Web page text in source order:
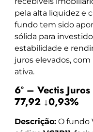
pela alta liquidez e
fundo tem sido
sólida para
estabilidade e
juros elevados,
ativa.
6º – Vectis
77,92 ↓0,93%
Descrição: O fundo